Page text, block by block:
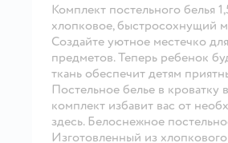
Комплект постельного белья
хлопковое, быстросохнущий
Создайте уютное местечко
предметов. Теперь ребенок
ткань обеспечит детям
Постельное белье в кроватку
комплект избавит вас от
здесь. Белоснежное
Изготовленный из